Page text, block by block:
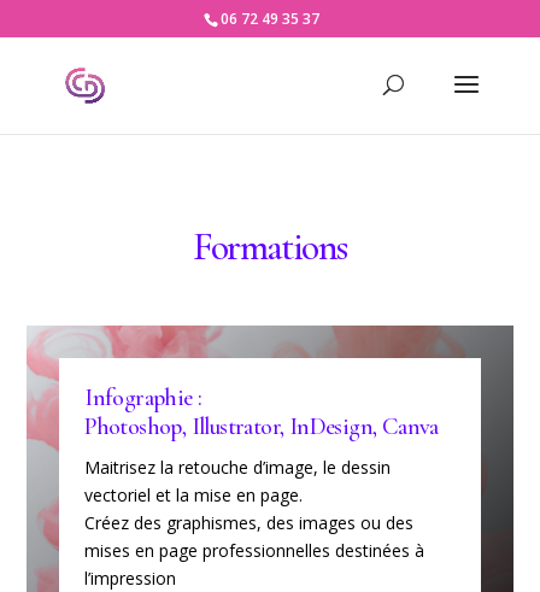
06 72 49 35 37
Formations
Infographie :
Photoshop, Illustrator, InDesign, Canva
Maitrisez la retouche d’image, le dessin
vectoriel et la mise en page.
Créez des graphismes, des images ou des
mises en page professionnelles destinées à
l’impression